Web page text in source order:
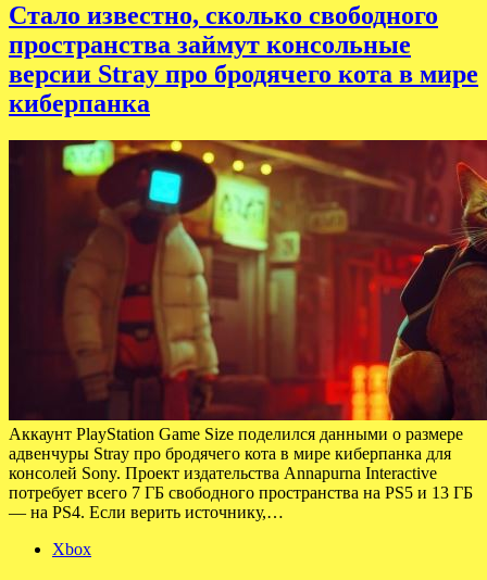
Стало известно, сколько свободного
пространства займут консольные
версии Stray про бродячего кота в мире
киберпанка
Аккаунт PlayStation Game Size поделился данными о размере
адвенчуры Stray про бродячего кота в мире киберпанка для
консолей Sony. Проект издательства Annapurna Interactive
потребует всего 7 ГБ свободного пространства на PS5 и 13 ГБ
— на PS4. Если верить источнику,…
Xbox